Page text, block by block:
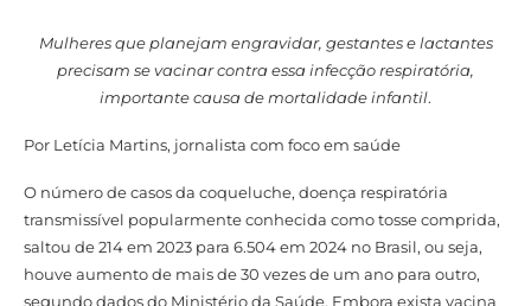
Mulheres que planejam engravidar, gestantes e lactantes
precisam se vacinar contra essa infecção respiratória,
importante causa de mortalidade infantil.
Por Letícia Martins, jornalista com foco em saúde
O número de casos da coqueluche, doença respiratória
transmissível popularmente conhecida como tosse comprida,
saltou de 214 em 2023 para 6.504 em 2024 no Brasil, ou seja,
houve aumento de mais de 30 vezes de um ano para outro,
segundo dados do Ministério da Saúde. Embora exista vacina